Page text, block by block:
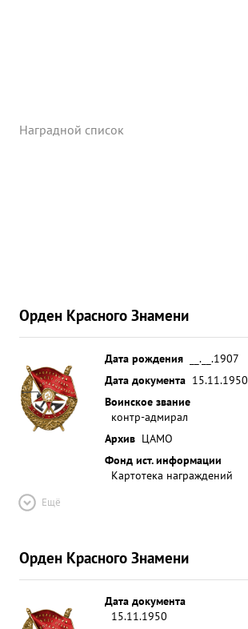
Наградной список
Орден Красного Знамени
Дата рождения
__.__.1907
Дата документа 15.11.1950
Воинское звание
контр-адмирал
Архив ЦАМО
Фонд ист. информации
Картотека награждений
Ещё
Орден Красного Знамени
Дата документа
15.11.1950